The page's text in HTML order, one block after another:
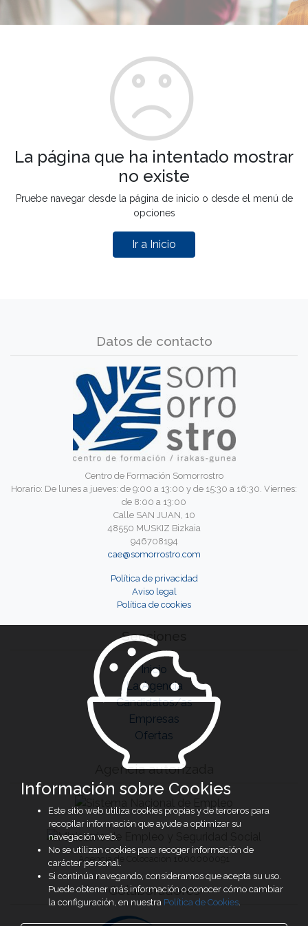
La página que ha intentado mostrar
no existe
Pruebe navegar desde la página de inicio o desde el menú de
opciones
Ir a Inicio
Datos de contacto
Centro de Formación Somorrostro
Horario: De lunes a jueves: de 9:00 a 13:00 y de 15:30 a 16:30. Viernes:
de 8:00 a 13:00
Calle SAN JUAN, 10
48550 MUSKIZ Bizkaia
946708194
cae@somorrostro.com
Política de privacidad
Aviso legal
Política de cookies
Secciones
Inicio
La Agencia
Candidatos/as
Empresas
Ofertas
Agencia autorizada
Agencia de Colocación 1600000091
Colaboradores
Información sobre Cookies
Este sitio web utiliza cookies propias y de terceros para
recopilar información que ayude a optimizar su
navegación web.
No se utilizan cookies para recoger información de
carácter personal.
Si continúa navegando, consideramos que acepta su uso.
Puede obtener más información o conocer cómo cambiar
la configuración, en nuestra Política de Cookies.